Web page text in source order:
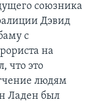
союзника
Дэвид
с
на
что это
людям
Ладен был